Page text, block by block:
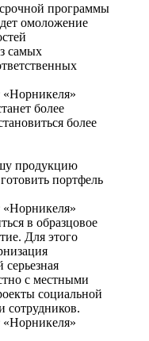
программы
омоложение
самых
«Норникеля»
более
более
продукцию
портфель
«Норникеля»
в образцовое
Для этого
серьезная
с местными
социальной
сотрудников.
«Норникеля»